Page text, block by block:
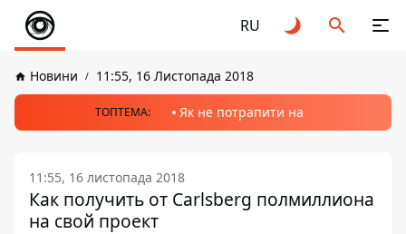
RU
Новини 11:55, 16 Листопада 2018
ТОПТЕМА: Як не потрапити на
11:55, 16 листопада 2018
Как получить от Carlsberg полмиллиона
на свой проект